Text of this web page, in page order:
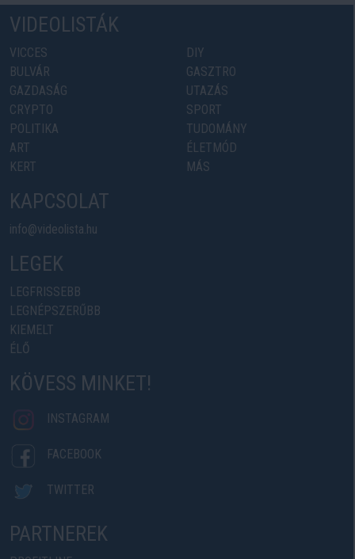
VIDEOLISTÁK
VICCES
BULVÁR
GAZDASÁG
CRYPTO
POLITIKA
ART
KERT
DIY
GASZTRO
UTAZÁS
SPORT
TUDOMÁNY
ÉLETMÓD
MÁS
KAPCSOLAT
info@videolista.hu
LEGEK
LEGFRISSEBB
LEGNÉPSZERŰBB
KIEMELT
ÉLŐ
KÖVESS MINKET!
INSTAGRAM
FACEBOOK
TWITTER
PARTNEREK